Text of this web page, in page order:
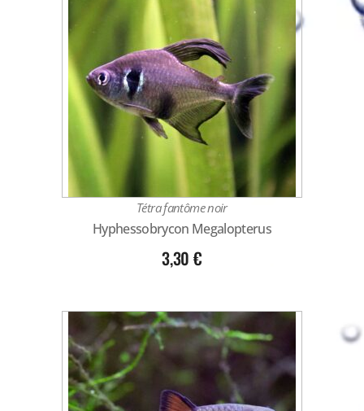
Tétra fantôme noir
Hyphessobrycon Megalopterus
3,30€